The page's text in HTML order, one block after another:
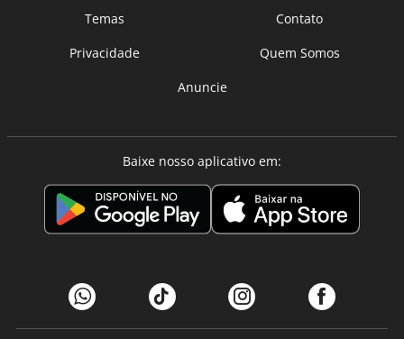
Temas
Contato
Privacidade
Quem Somos
Anuncie
Baixe nosso aplicativo em: